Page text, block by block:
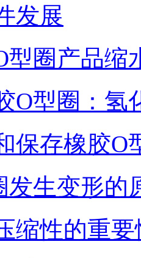
发展
型圈产品缩
O型圈：氢
保存橡胶O
发生变形的
缩性的重要